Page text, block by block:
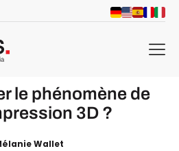
menu
le phénomène de
3D ?
Wallet